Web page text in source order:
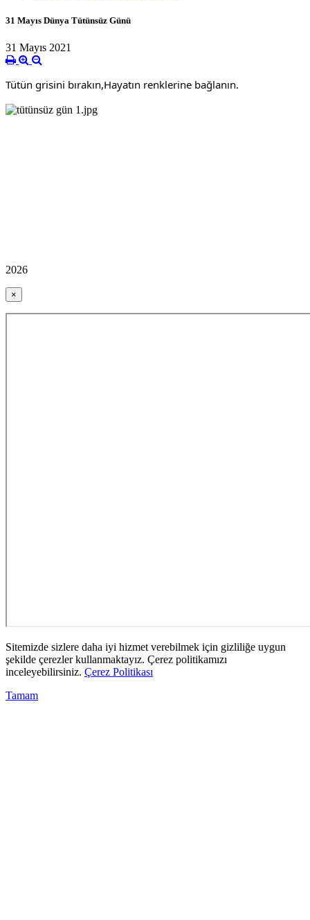
31 Mayıs Dünya Tütünsüz Günü
31 Mayıs 2021
Tütün grisini bırakın,Hayatın renklerine bağlanın.
2026
×
Sitemizde sizlere daha iyi hizmet verebilmek için gizliliğe uygun
şekilde çerezler kullanmaktayız. Çerez politikamızı
inceleyebilirsiniz. Çerez Politikası
Tamam